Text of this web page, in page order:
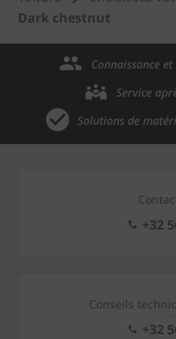
Dark chestnut
Connaissance
Service
Solutions de
+32
Conseils
+32